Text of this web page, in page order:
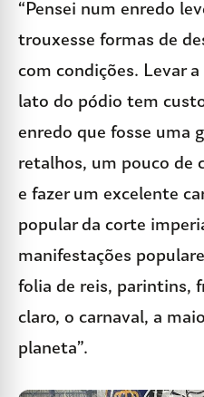
“Pensei num enredo
trouxesse formas de
com condições. Levar
lato do pódio tem
enredo que fosse uma
retalhos, um pouco de
e fazer um excelente
popular da corte
manifestações
folia de reis, parintins,
claro, o carnaval, a
planeta”.